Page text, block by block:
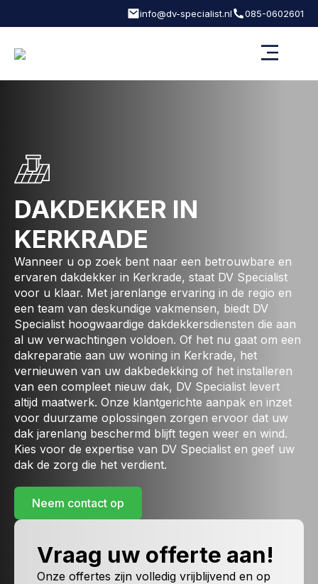
info@dv-specialist.nl 085-0602601
DAKDEKKER IN
KERKRADE
Wanneer u op zoek bent naar een betrouwbare en
ervaren dakdekker in Kerkrade, staat DV Specialist
voor u klaar. Met jarenlange ervaring in de regio en
een team van deskundige vakmensen, biedt DV
Specialist hoogwaardige dakdekkersdiensten die aan
al uw verwachtingen voldoen. Of het nu gaat om een
dakreparatie aan uw woning in Kerkrade, het
vernieuwen van uw dakbedekking of het installeren
van een compleet nieuw dak, DV Specialist levert
altijd maatwerk. Onze klantgerichte aanpak en inzet
voor duurzame oplossingen zorgen ervoor dat uw
dak jarenlang beschermd blijft tegen weer en wind.
Kies voor de expertise van DV Specialist en geef uw
dak de zorg die het verdient.
Neem contact op
Vraag uw offerte aan!
Onze offertes zijn volledig vrijblijvend en op